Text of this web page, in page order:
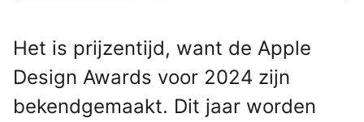
Het is prijzentijd, want de Apple
Design Awards voor 2024 zijn
bekendgemaakt. Dit jaar worden